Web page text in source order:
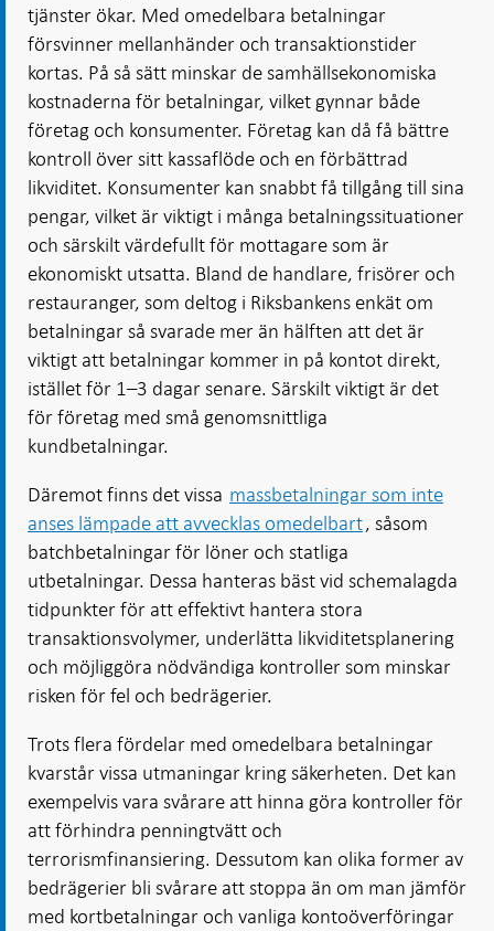
tjänster ökar. Med omedelbara betalningar
försvinner mellanhänder och transaktionstider
kortas. På så sätt minskar de samhällsekonomiska
kostnaderna för betalningar, vilket gynnar både
företag och konsumenter. Företag kan då få bättre
kontroll över sitt kassaflöde och en förbättrad
likviditet. Konsumenter kan snabbt få tillgång till sina
pengar, vilket är viktigt i många betalningssituationer
och särskilt värdefullt för mottagare som är
ekonomiskt utsatta. Bland de handlare, frisörer och
restauranger, som deltog i Riksbankens enkät om
betalningar så svarade mer än hälften att det är
viktigt att betalningar kommer in på kontot direkt,
istället för 1–3 dagar senare. Särskilt viktigt är det
för företag med små genomsnittliga
kundbetalningar.
Däremot finns det vissa massbetalningar som inte
anses lämpade att avvecklas omedelbart, såsom
batchbetalningar för löner och statliga
utbetalningar. Dessa hanteras bäst vid schemalagda
tidpunkter för att effektivt hantera stora
transaktionsvolymer, underlätta likviditetsplanering
och möjliggöra nödvändiga kontroller som minskar
risken för fel och bedrägerier.
Trots flera fördelar med omedelbara betalningar
kvarstår vissa utmaningar kring säkerheten. Det kan
exempelvis vara svårare att hinna göra kontroller för
att förhindra penningtvätt och
terrorismfinansiering. Dessutom kan olika former av
bedrägerier bli svårare att stoppa än om man jämför
med kortbetalningar och vanliga kontoöverföringar